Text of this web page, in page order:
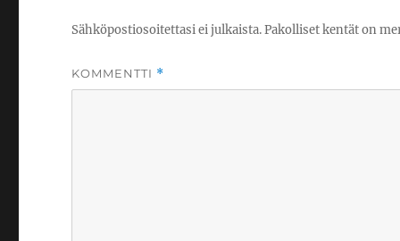
Sähköpostiosoitettasi ei julkaista.Pakolliset kentät on
KOMMENTTI *